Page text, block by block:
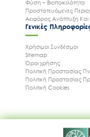
Φύση – Βιοποικιλότητα
Προστατευόμενες
Αειφόρος Ανάπτυξη Και
Γενικές
Χρήσιμοι Συνδέσμοι
Sitemap
Όροι χρήσης
Πολιτική Προστασίας
Πολιτική Προστασίας
Πολιτική Cookies